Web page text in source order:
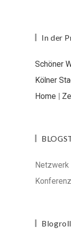
In der
Schöner
Kölner
Home |
Netzwerk
Blogroll